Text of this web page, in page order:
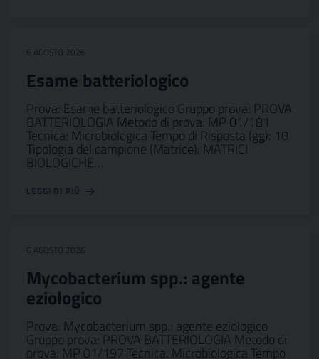
6 AGOSTO 2026
Esame batteriologico
Prova: Esame batteriologico Gruppo prova: PROVA
BATTERIOLOGIA Metodo di prova: MP 01/181
Tecnica: Microbiologica Tempo di Risposta (gg): 10
Tipologia del campione (Matrice): MATRICI
BIOLOGICHE…
LEGGI DI PIÙ
6 AGOSTO 2026
Mycobacterium spp.: agente
eziologico
Prova: Mycobacterium spp.: agente eziologico
Gruppo prova: PROVA BATTERIOLOGIA Metodo di
prova: MP 01/197 Tecnica: Microbiologica Tempo